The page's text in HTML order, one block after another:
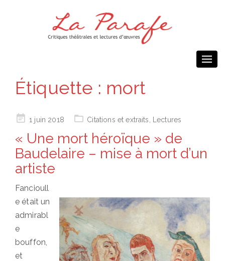
Étiquette : mort
Posted1 juin 2018 Citations et extraits Lectures
« Une mort héroïque » de
Baudelaire – mise à mort d’un
artiste
Fancioull
e était un
admirabl
e
bouffon,
et